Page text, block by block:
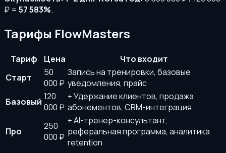
₽ = 57 583%.
Тарифы FlowMasters
Тариф Цена
Что входит
Старт
50
000 ₽
Запись на тренировки, базовые
уведомления, прайс
Базовый 120
000 ₽
+ Удержание клиентов, продажа
абонементов, CRM-интеграция
Про
250
000 ₽
+ AI-тренер-консультант,
реферальная программа, аналитика
retention